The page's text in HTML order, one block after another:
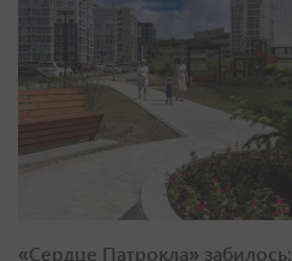
«Сердце Патрокла» забилось: